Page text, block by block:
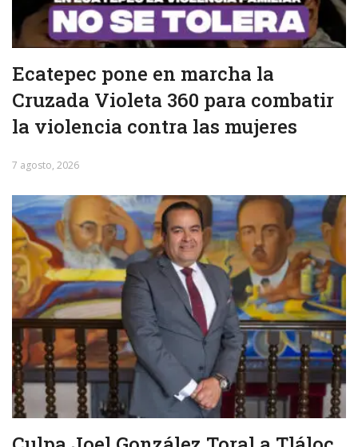
Ecatepec pone en marcha la
Cruzada Violeta 360 para combatir
la violencia contra las mujeres
7 agosto, 2026